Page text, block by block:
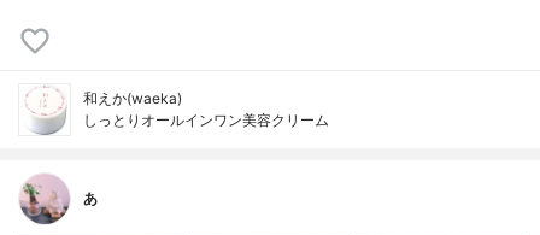
和えか(waeka)
しっとりオールインワン美容クリーム
あ